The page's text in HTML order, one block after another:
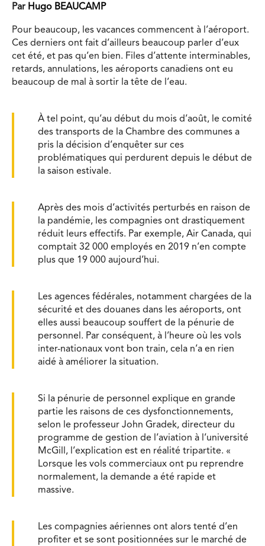
Par Hugo BEAUCAMP
Pour beaucoup, les vacances commencent à l’aéroport.
Ces derniers ont fait d’ailleurs beaucoup parler d’eux
cet été, et pas qu’en bien. Files d’attente interminables,
retards, annulations, les aéroports canadiens ont eu
beaucoup de mal à sortir la tête de l’eau.
À tel point, qu’au début du mois d’août, le comité
des transports de la Chambre des communes a
pris la décision d’enquêter sur ces
problématiques qui perdurent depuis le début de
la saison estivale.
Après des mois d’activités perturbés en raison de
la pandémie, les compagnies ont drastiquement
réduit leurs effectifs. Par exemple, Air Canada, qui
comptait 32 000 employés en 2019 n’en compte
plus que 19 000 aujourd’hui.
Les agences fédérales, notamment chargées de la
sécurité et des douanes dans les aéroports, ont
elles aussi beaucoup souffert de la pénurie de
personnel. Par conséquent, à l’heure où les vols
inter-nationaux vont bon train, cela n’a en rien
aidé à améliorer la situation.
Si la pénurie de personnel explique en grande
partie les raisons de ces dysfonctionnements,
selon le professeur John Gradek, directeur du
programme de gestion de l’aviation à l’université
McGill, l’explication est en réalité tripartite. «
Lorsque les vols commerciaux ont pu reprendre
normalement, la demande a été rapide et
massive.
Les compagnies aériennes ont alors tenté d’en
profiter et se sont positionnées sur le marché de